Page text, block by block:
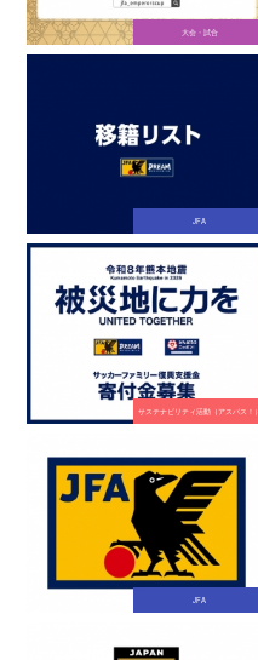
大会・試合
JFA
サステナビリティ活動（アスパス！）
JFA